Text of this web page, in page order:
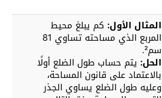
المثال الأول: كم يبلغ محيط
المربع الذي مساحته تساوي 81
سم².
الحل: يتم حساب طول الضلع أولًا
بالاعتماد على قانون المساحة،
وعليه طول الضلع يساوي الجذر